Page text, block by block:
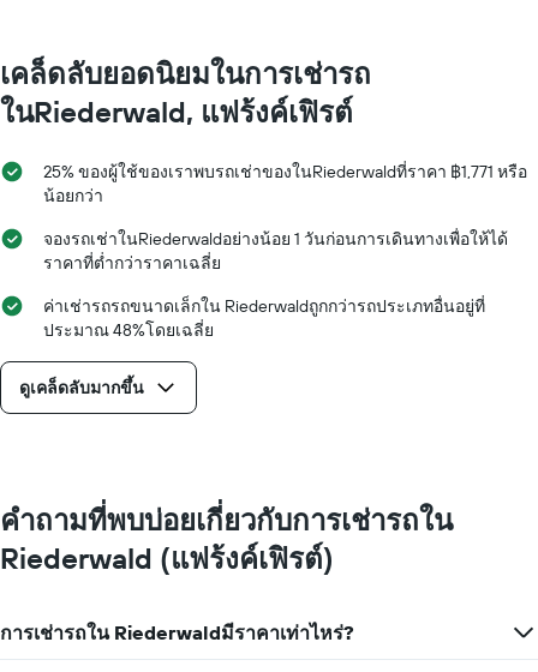
4000.
เคล็ดลับยอดนิยมในการเช่ารถ
ในRiederwald, แฟร้งค์เฟิรต์
25% ของผู้ใช้ของเราพบรถเช่าของในRiederwaldที่ราคา ฿1,771 หรือ
น้อยกว่า
จองรถเช่าในRiederwaldอย่างน้อย 1 วันก่อนการเดินทางเพื่อให้ได้
ราคาที่ต่ำกว่าราคาเฉลี่ย
ค่าเช่ารถรถขนาดเล็กใน Riederwaldถูกกว่ารถประเภทอื่นอยู่ที่
ประมาณ 48%โดยเฉลี่ย
ดูเคล็ดลับมากขึ้น
คำถามที่พบบ่อยเกี่ยวกับการเช่ารถใน
Riederwald (แฟร้งค์เฟิรต์)
การเช่ารถใน Riederwaldมีราคาเท่าไหร่?